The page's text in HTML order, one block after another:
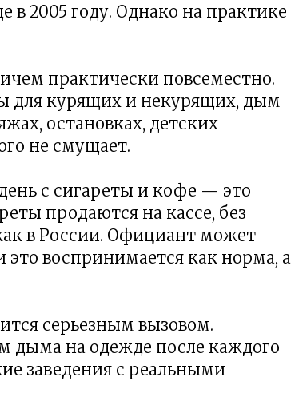
2005 году. Однако на практике
практически повсеместно.
для курящих и некурящих, дым
остановках, детских
не смущает.
с сигареты и кофе — это
продаются на кассе, без
в России. Официант может
воспринимается как норма, а
серьезным вызовом.
дыма на одежде после каждого
заведения с реальными